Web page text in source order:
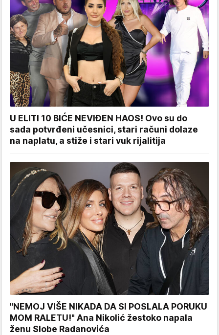
U ELITI 10 BIĆE NEVIĐEN HAOS! Ovo su do
sada potvrđeni učesnici, stari računi dolaze
na naplatu, a stiže i stari vuk rijalitija
"NEMOJ VIŠE NIKADA DA SI POSLALA PORUKU
MOM RALETU!" Ana Nikolić žestoko napala
ženu Slobe Radanovića